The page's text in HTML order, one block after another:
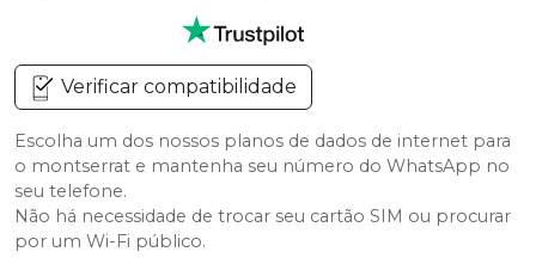
Verificar compatibilidade
Escolha um dos nossos planos de dados de internet para
o montserrat e mantenha seu número do WhatsApp no
seu telefone.
Não há necessidade de trocar seu cartão SIM ou procurar
por um Wi-Fi público.